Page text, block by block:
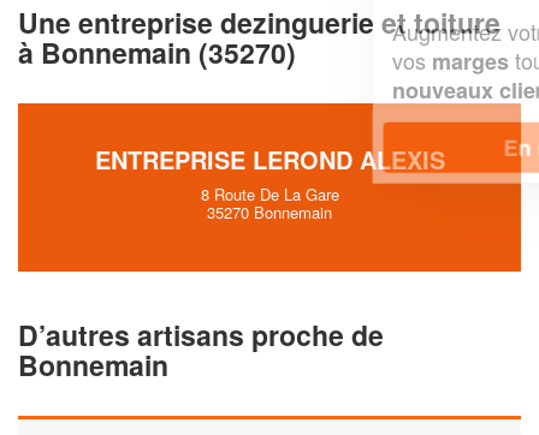
Une entreprise dezinguerie et toiture
à Bonnemain (35270)
ENTREPRISE LEROND ALEXIS
8 Route De La Gare
35270 Bonnemain
D’autres artisans proche de
Bonnemain
Augmentez votrechiffre d'affaireset
vos margestout en gagnant de
En savoir plus